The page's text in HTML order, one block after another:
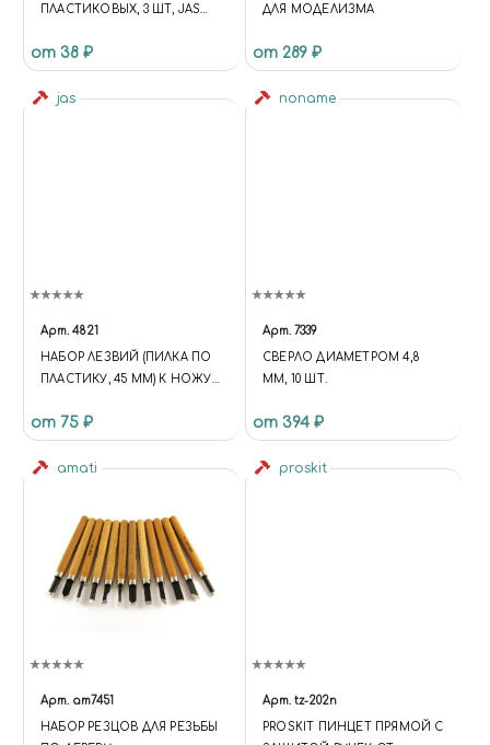
ПЛАСТИКОВЫХ, 3 ШТ, JAS
от 38 ₽
ДЛЯ МОДЕЛИЗМА
от 289 ₽
jas
Арт. 4821
НАБОР ЛЕЗВИЙ (ПИЛКА ПО
ПЛАСТИКУ, 45 ММ) К НОЖУ
ШТ, JAS 4821
от 75 ₽
noname
Арт. 7339
СВЕРЛО ДИАМЕТРОМ 4,8
ММ, 10 ШТ.
от 394 ₽
amati
Арт. am7451
НАБОР РЕЗЦОВ ДЛЯ РЕЗЬБЫ
proskit
Арт. tz-202n
PROSKIT ПИНЦЕТ ПРЯМОЙ С